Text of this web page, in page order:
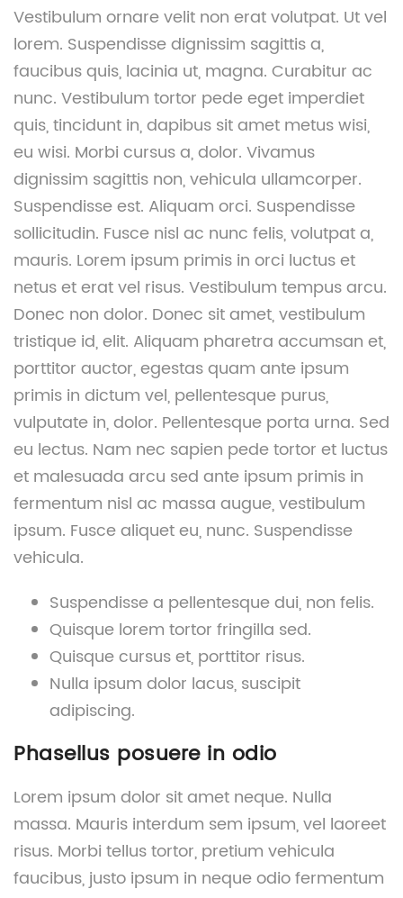
Vestibulum ornare velit non erat volutpat. Ut vel
lorem. Suspendisse dignissim sagittis a,
faucibus quis, lacinia ut, magna. Curabitur ac
nunc. Vestibulum tortor pede eget imperdiet
quis, tincidunt in, dapibus sit amet metus wisi,
eu wisi. Morbi cursus a, dolor. Vivamus
dignissim sagittis non, vehicula ullamcorper.
Suspendisse est. Aliquam orci. Suspendisse
sollicitudin. Fusce nisl ac nunc felis, volutpat a,
mauris. Lorem ipsum primis in orci luctus et
netus et erat vel risus. Vestibulum tempus arcu.
Donec non dolor. Donec sit amet, vestibulum
tristique id, elit. Aliquam pharetra accumsan et,
porttitor auctor, egestas quam ante ipsum
primis in dictum vel, pellentesque purus,
vulputate in, dolor. Pellentesque porta urna. Sed
eu lectus. Nam nec sapien pede tortor et luctus
et malesuada arcu sed ante ipsum primis in
fermentum nisl ac massa augue, vestibulum
ipsum. Fusce aliquet eu, nunc. Suspendisse
vehicula.
Suspendisse a pellentesque dui, non felis.
Quisque lorem tortor fringilla sed.
Quisque cursus et, porttitor risus.
Nulla ipsum dolor lacus, suscipit
adipiscing.
Phasellus posuere in odio
Lorem ipsum dolor sit amet neque. Nulla
massa. Mauris interdum sem ipsum, vel laoreet
risus. Morbi tellus tortor, pretium vehicula
faucibus, justo ipsum in neque odio fermentum